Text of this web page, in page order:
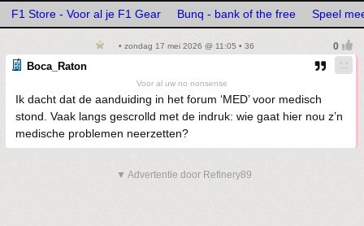
F1 Store - Voor al je F1 Gear Bunq - bank of the free Speel
• zondag 17 mei 2026 @ 11:05 • 36
Boca_Raton
Voor al uw no nonsense
Ik dacht dat de aanduiding in het forum ‘MED’ voor medisch
stond. Vaak langs gescrolld met de indruk: wie gaat hier nou z’n
medische problemen neerzetten?
▼ Advertentie door Refinery89